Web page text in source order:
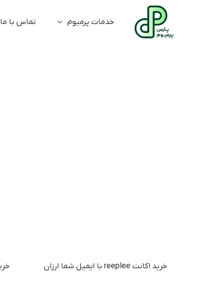
خدمات پرمیوم
تماس با ما
خرید اکانت reeplee با ایمیل شما ارزان